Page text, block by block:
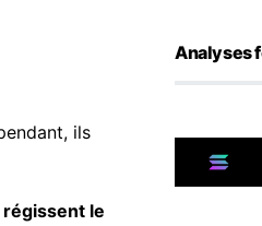
ils
le
Analyses